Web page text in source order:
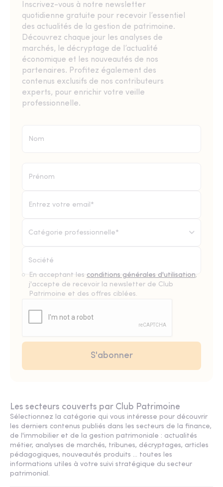
Inscrivez-vous à notre newsletter
quotidienne gratuite pour recevoir l’essentiel
des actualités de la gestion de patrimoine.
Découvrez chaque jour les analyses de
marchés, le décryptage de l’actualité
économique et les nouveautés de nos
partenaires. Profitez également des
contenus exclusifs de nos contributeurs
experts, pour enrichir votre veille
professionnelle.
Catégorie professionnelle*
En acceptant les conditions générales d'utilisation,
j'accepte de recevoir la newsletter de Club
Patrimoine et des offres ciblées.
Les secteurs couverts par Club Patrimoine
Sélectionnez la catégorie qui vous intéresse pour découvrir
les derniers contenus publiés dans les secteurs de la finance,
de l'immobilier et de la gestion patrimoniale : actualités
métier, analyses de marchés, tribunes, décryptages, articles
pédagogiques, nouveautés produits ... toutes les
informations utiles à votre suivi stratégique du secteur
patrimonial.